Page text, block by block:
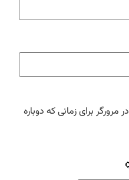
برای زمانی که دوباره